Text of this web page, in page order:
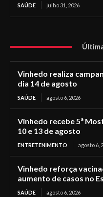
SAÚDE julho 31, 2026
Vinhedo realiza
dia 14 de agosto
SAÚDE agosto 6, 2026
Vinhedo recebe 5ª
10 e 13 de agosto
ENTRETENIMENTO agosto 6,
Vinhedo reforça
aumento de casos no
SAÚDE agosto 6, 2026